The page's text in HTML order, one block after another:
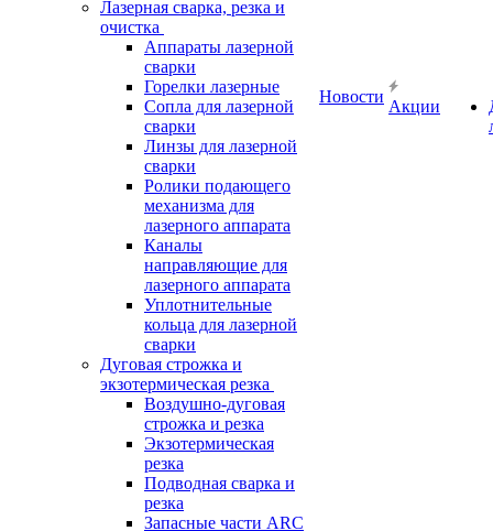
Лазерная сварка, резка и
очистка
Аппараты лазерной
сварки
Горелки лазерные
Сопла для лазерной
сварки
Линзы для лазерной
сварки
Ролики подающего
механизма для
лазерного аппарата
Каналы
направляющие для
лазерного аппарата
Уплотнительные
кольца для лазерной
сварки
Дуговая строжка и
экзотермическая резка
Воздушно-дуговая
строжка и резка
Экзотермическая
резка
Подводная сварка и
резка
Запасные части ARC
Новости
Акции